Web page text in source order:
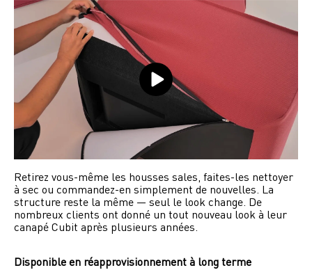
Retirez vous-même les housses sales, faites-les nettoyer
à sec ou commandez-en simplement de nouvelles. La
structure reste la même — seul le look change. De
nombreux clients ont donné un tout nouveau look à leur
canapé Cubit après plusieurs années.
Disponible en réapprovisionnement à long terme